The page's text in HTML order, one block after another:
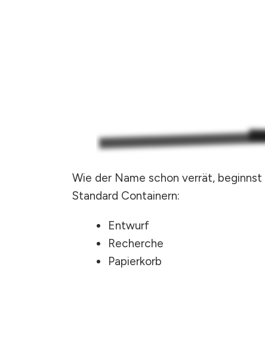
Wie der Name schon verrät,
Standard Containern:
Entwurf
Recherche
Papierkorb